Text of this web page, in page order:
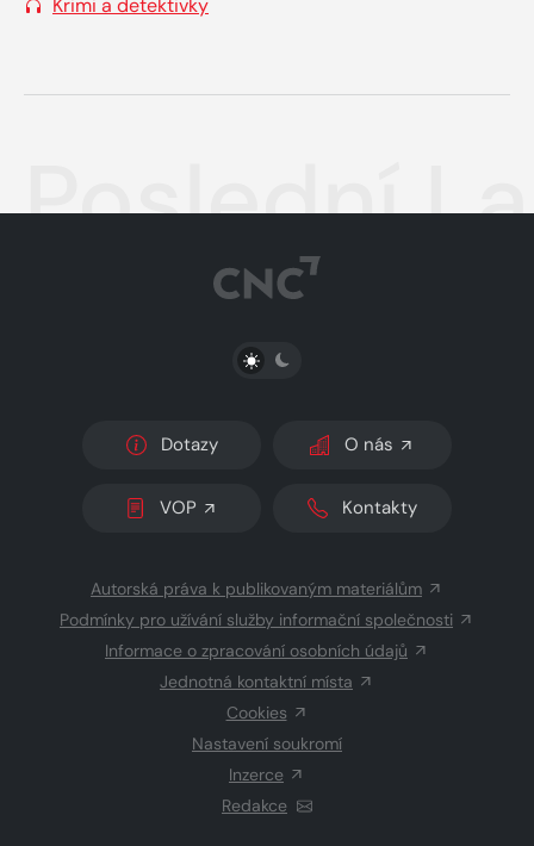
Krimi a detektivky
Poslední
PŘEPNOUT SVĚTLÝ/TMAVÝ REŽIM
Dotazy O nás
VOP Kontakty
Autorská práva k publikovaným materiálům
Podmínky pro užívání služby informační společnosti
Informace o zpracování osobních údajů
Jednotná kontaktní místa
Cookies
Nastavení soukromí
Inzerce
Redakce